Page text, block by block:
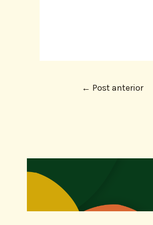
← Post anterior